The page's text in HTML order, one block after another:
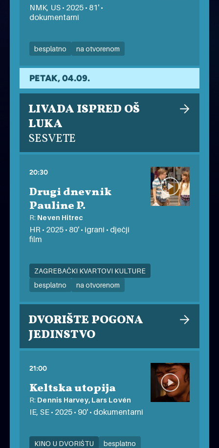
NMK, US • 2025 • 81' •
dokumentarni
besplatno na otvorenom
PETAK, 04.09.
LIVADA ISPRED OŠ
LUKA
SESVETE
20:30
Drugi dnevnik
Pauline P.
R: Neven Hitrec
HR • 2025 • 80' • igrani • dječji
film
ZAGREBAČKI KVARTOVI KULTURE
besplatno
na otvorenom
DVORIŠTE POGONA
JEDINSTVO
21:00
Keltska utopija
R: Dennis Harvey, Lars Lovén
IE, SE • 2025 • 90' • dokumentarni
KINO U DVORIŠTU
besplatno